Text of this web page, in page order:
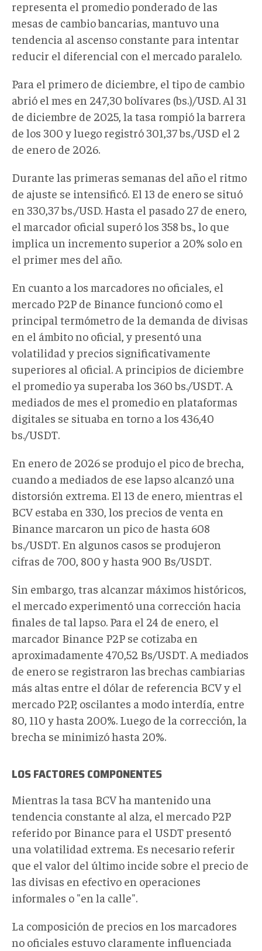
representa el promedio ponderado de las
mesas de cambio bancarias, mantuvo una
tendencia al ascenso constante para intentar
reducir el diferencial con el mercado paralelo.
Para el primero de diciembre, el tipo de cambio
abrió el mes en 247,30 bolívares (bs.)/USD. Al 31
de diciembre de 2025, la tasa rompió la barrera
de los 300 y luego registró 301,37 bs./USD el 2
de enero de 2026.
Durante las primeras semanas del año el ritmo
de ajuste se intensificó. El 13 de enero se situó
en 330,37 bs./USD. Hasta el pasado 27 de enero,
el marcador oficial superó los 358 bs., lo que
implica un incremento superior a 20% solo en
el primer mes del año.
En cuanto a los marcadores no oficiales, el
mercado P2P de Binance funcionó como el
principal termómetro de la demanda de divisas
en el ámbito no oficial, y presentó una
volatilidad y precios significativamente
superiores al oficial. A principios de diciembre
el promedio ya superaba los 360 bs./USDT. A
mediados de mes el promedio en plataformas
digitales se situaba en torno a los 436,40
bs./USDT.
En enero de 2026 se produjo el pico de brecha,
cuando a mediados de ese lapso alcanzó una
distorsión extrema. El 13 de enero, mientras el
BCV estaba en 330, los precios de venta en
Binance marcaron un pico de hasta 608
bs./USDT. En algunos casos se produjeron
cifras de 700, 800 y hasta 900 Bs/USDT.
Sin embargo, tras alcanzar máximos históricos,
el mercado experimentó una corrección hacia
finales de tal lapso. Para el 24 de enero, el
marcador Binance P2P se cotizaba en
aproximadamente 470,52 Bs/USDT. A mediados
de enero se registraron las brechas cambiarias
más altas entre el dólar de referencia BCV y el
mercado P2P, oscilantes a modo interdía, entre
80, 110 y hasta 200%. Luego de la corrección, la
brecha se minimizó hasta 20%.
LOS FACTORES COMPONENTES
Mientras la tasa BCV ha mantenido una
tendencia constante al alza, el mercado P2P
referido por Binance para el USDT presentó
una volatilidad extrema. Es necesario referir
que el valor del último incide sobre el precio de
las divisas en efectivo en operaciones
informales o "en la calle".
La composición de precios en los marcadores
no oficiales estuvo claramente influenciada